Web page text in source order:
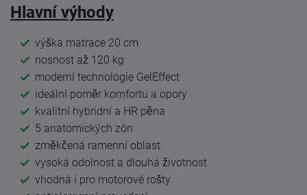
Hlavní výhody
výška matrace 20 cm
nosnost až 120 kg
moderní technologie GelEffect
ideální poměr komfortu a opory
kvalitní hybridní a HR pěna
5 anatomických zón
změkčená ramenní oblast
vysoká odolnost a dlouhá životnost
vhodná i pro motorové rošty